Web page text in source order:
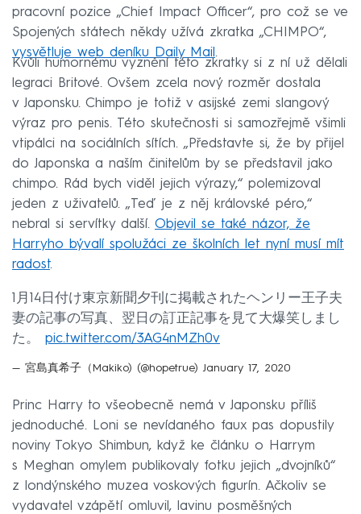
pracovní pozice „Chief Impact Officer“, pro což se ve
Spojených státech někdy užívá zkratka „CHIMPO“,
vysvětluje web deníku Daily Mail .
Kvůli humornému vyznění této zkratky si z ní už dělali
legraci Britové. Ovšem zcela nový rozměr dostala
v Japonsku. Chimpo je totiž v asijské zemi slangový
výraz pro penis. Této skutečnosti si samozřejmě všimli
vtipálci na sociálních sítích. „Představte si, že by přijel
do Japonska a naším činitelům by se představil jako
chimpo. Rád bych viděl jejich výrazy,“ polemizoval
jeden z uživatelů. „Teď je z něj královské péro,“
nebral si servítky další. Objevil se také názor, že
Harryho bývalí spolužáci ze školních let nyní musí mít
radost.
1月14日付け東京新聞夕刊に掲載されたヘンリー王子夫
妻の記事の写真、翌日の訂正記事を見て大爆笑しまし
た。 pic.twitter.com/3AG4nMZh0v
— 宮島真希子（Makiko) (@hopetrue) January 17, 2020
Princ Harry to všeobecně nemá v Japonsku příliš
jednoduché. Loni se nevídaného faux pas dopustily
noviny Tokyo Shimbun, když ke článku o Harrym
s Meghan omylem publikovaly fotku jejich „dvojníků“
z londýnského muzea voskových figurín. Ačkoliv se
vydavatel vzápětí omluvil, lavinu posměšných